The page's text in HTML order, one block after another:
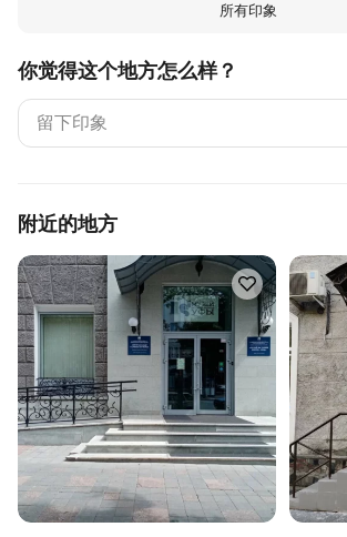
所有印象
你觉得这个地方怎么样？
附近的地方